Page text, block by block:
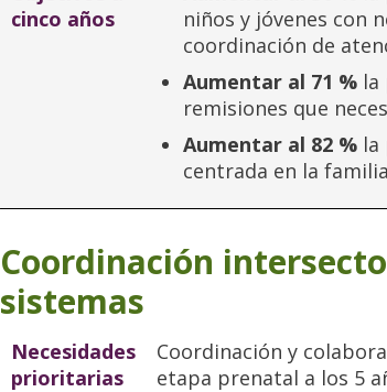
cinco años
niños y jóvenes con
coordinación de
Aumentar al 71 % la
remisiones que
Aumentar al 82 % la
centrada en la
Coordinación
sistemas
Necesidades
prioritarias
Coordinación y
etapa prenatal a los 5